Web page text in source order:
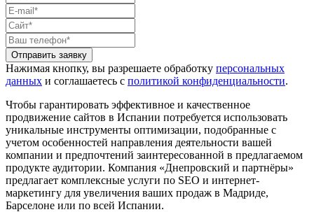
Отправить заявку
Нажимая кнопку, вы разрешаете обработку персональных
данных и соглашаетесь с политикой конфиденциальности.
Чтобы гарантировать эффективное и качественное
продвижение сайтов в Испании потребуется использовать
уникальные инструменты оптимизации, подобранные с
учетом особенностей направления деятельности вашей
компании и предпочтений заинтересованной в предлагаемом
продукте аудитории. Компания «Днепровский и партнёры»
предлагает комплексные услуги по SEO и интернет-
маркетингу для увеличения ваших продаж в Мадриде,
Барселоне или по всей Испании.